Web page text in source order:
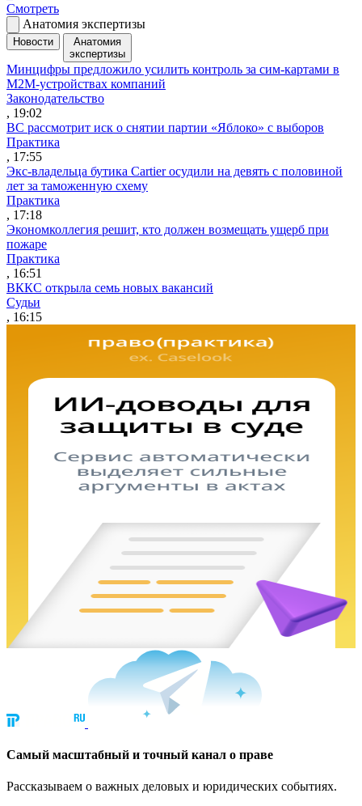
Смотреть
Анатомия экспертизы
Новости
Анатомия
экспертизы
Минцифры предложило усилить контроль за сим-картами в
M2M-устройствах компаний
Законодательство
, 19:02
ВС рассмотрит иск о снятии партии «Яблоко» с выборов
Практика
, 17:55
Экс-владельца бутика Cartier осудили на девять с половиной
лет за таможенную схему
Практика
, 17:18
Экономколлегия решит, кто должен возмещать ущерб при
пожаре
Практика
, 16:51
ВККС открыла семь новых вакансий
Судьи
, 16:15
Cамый масштабный и точный канал о праве
Рассказываем о важных деловых и юридических событиях.